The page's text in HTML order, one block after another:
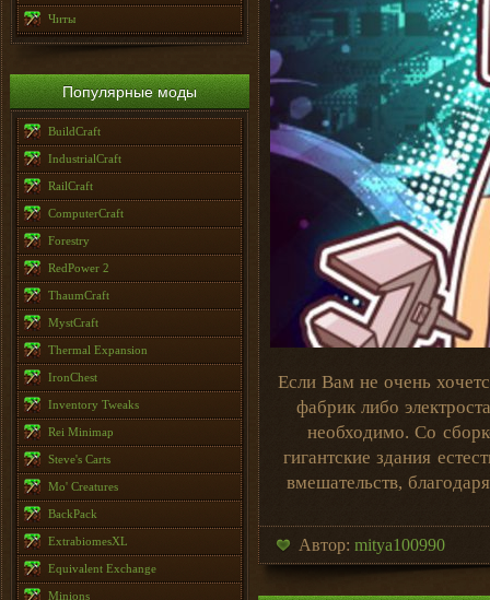
Читы
Популярные моды
BuildCraft
IndustrialCraft
RailCraft
ComputerCraft
Forestry
RedPower 2
ThaumCraft
MystCraft
Thermal Expansion
IronChest
Inventory Tweaks
Rei Minimap
Steve's Carts
Mo' Creatures
BackPack
ExtrabiomesXL
Equivalent Exchange
Minions
Если Вам не очень
фабрик либо
необходимо. Со
гигантские здания
вмешательств,
Автор: mitya100990